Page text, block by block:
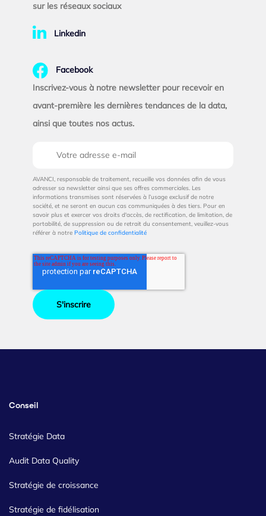
sur les réseaux sociaux
Linkedin
Facebook
Inscrivez-vous à notre newsletter pour recevoir en
avant-première les dernières tendances de la data,
ainsi que toutes nos actus.
AVANCI, responsable de traitement, recueille vos données afin de vous
adresser sa newsletter ainsi que ses offres commerciales. Les
informations transmises sont réservées à l’usage exclusif de notre
société, et ne seront en aucun cas communiquées à des tiers. Pour en
savoir plus et exercer vos droits d'accès, de rectification, de limitation, de
portabilité, de suppression ou de retrait du consentement, veuillez-vous
référer à notre Politique de confidentialité
Conseil
Stratégie Data
Audit Data Quality
Stratégie de croissance
Stratégie de fidélisation